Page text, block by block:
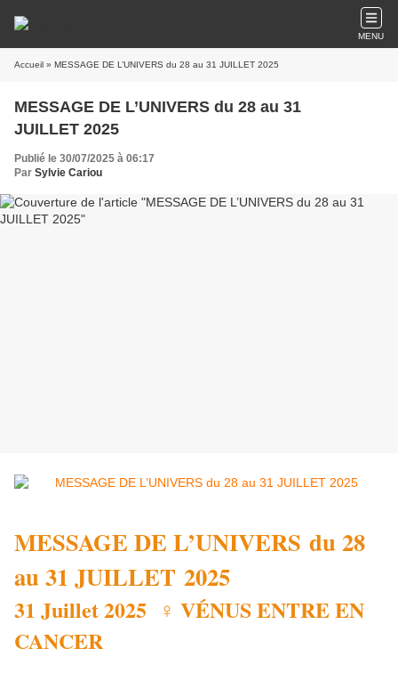
MENU
Accueil » MESSAGE DE L’UNIVERS du 28 au 31 JUILLET 2025
MESSAGE DE L’UNIVERS du 28 au 31
JUILLET 2025
Publié le 30/07/2025 à 06:17
Par Sylvie Cariou
MESSAGE DE L’UNIVERS du 28
au 31 JUILLET 2025
31 Juillet 2025 ♀ VÉNUS ENTRE EN
CANCER